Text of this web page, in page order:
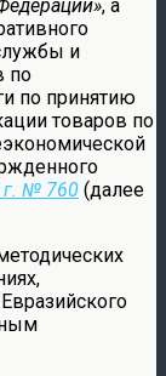
, а
и
по
по принятию
товаров по
г. № 760 (далее